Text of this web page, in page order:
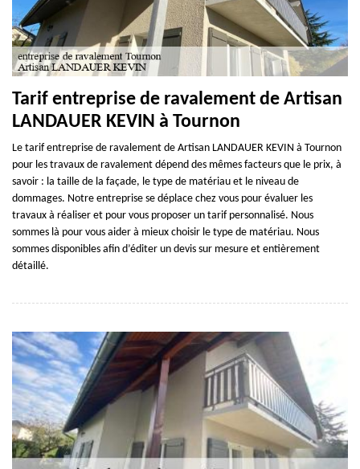
Tarif entreprise de ravalement de Artisan
LANDAUER KEVIN à Tournon
Le tarif entreprise de ravalement de Artisan LANDAUER KEVIN à Tournon
pour les travaux de ravalement dépend des mêmes facteurs que le prix, à
savoir : la taille de la façade, le type de matériau et le niveau de
dommages. Notre entreprise se déplace chez vous pour évaluer les
travaux à réaliser et pour vous proposer un tarif personnalisé. Nous
sommes là pour vous aider à mieux choisir le type de matériau. Nous
sommes disponibles afin d’éditer un devis sur mesure et entièrement
détaillé.